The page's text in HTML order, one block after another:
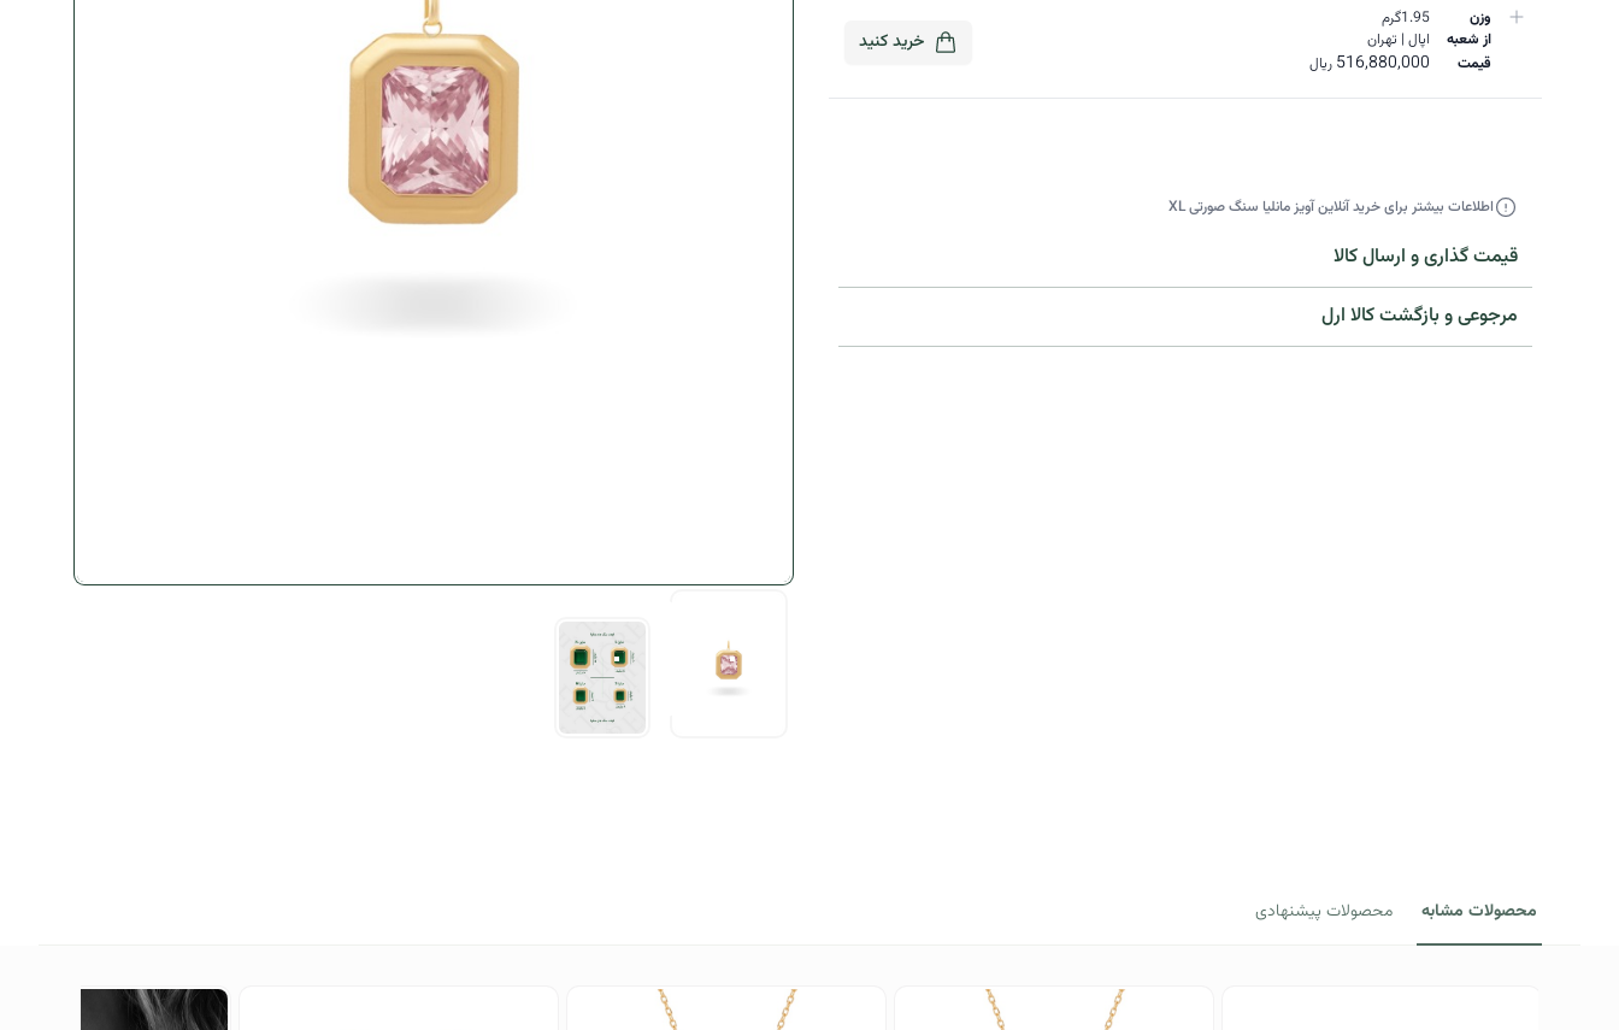
سایز کوچک سایز کوچک
وزن
1.95گرم
از شعبه
اپال | تهران
قیمت
516,880,000 ریال
خریدکنید
اطلاعات بیشتر برای خرید آنلاین آویز مانلیا سنگ صورتی XL
قیمت گذاری و ارسال کالا
مرجوعی و بازگشت کالا ارل​
محصولات مشابه محصولات پیشنهادی